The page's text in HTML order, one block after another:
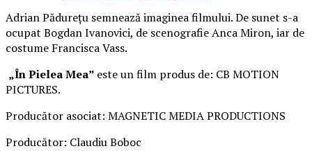
Adrian Pădurețu semnează imaginea filmului. De sunet s-a
ocupat Bogdan Ivanovici, de scenografie Anca Miron, iar de
costume Francisca Vass.
„În Pielea Mea” este un film produs de: CB MOTION
PICTURES.
Producător asociat: MAGNETIC MEDIA PRODUCTIONS
Producător: Claudiu Boboc